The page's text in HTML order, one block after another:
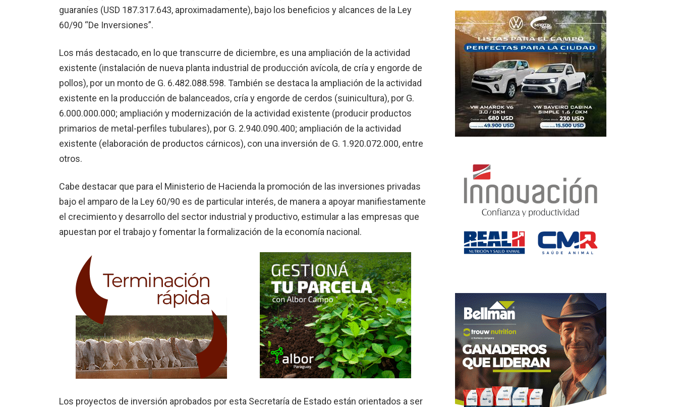
guaraníes (USD 187.317.643, aproximadamente), bajo los beneficios y alcances de la Ley
60/90 “De Inversiones”.
Los más destacado, en lo que transcurre de diciembre, es una ampliación de la actividad
existente (instalación de nueva planta industrial de producción avícola, de cría y engorde de
pollos), por un monto de G. 6.482.088.598. También se destaca la ampliación de la actividad
existente en la producción de balanceados, cría y engorde de cerdos (suinicultura), por G.
6.000.000.000; ampliación y modernización de la actividad existente (producir productos
primarios de metal-perfiles tubulares), por G. 2.940.090.400; ampliación de la actividad
existente (elaboración de productos cárnicos), con una inversión de G. 1.920.072.000, entre
otros.
Cabe destacar que para el Ministerio de Hacienda la promoción de las inversiones privadas
bajo el amparo de la Ley 60/90 es de particular interés, de manera a apoyar manifiestamente
el crecimiento y desarrollo del sector industrial y productivo, estimular a las empresas que
apuestan por el trabajo y fomentar la formalización de la economía nacional.
Los proyectos de inversión aprobados por esta Secretaría de Estado están orientados a ser